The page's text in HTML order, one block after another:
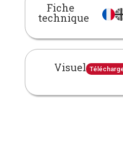
Fiche
technique
Visuel